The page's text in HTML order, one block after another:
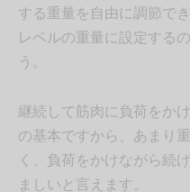
する重量を自由に調節で
レベルの重量に設定する
う。
継続して筋肉に負荷をか
の基本ですから、あまり
く、負荷をかけながら続
ましいと言えます。